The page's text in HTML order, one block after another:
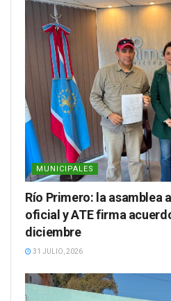
MUNICIPALES
Río Primero: la asamblea
oficial y ATE firma
diciembre
31 JULIO, 2026